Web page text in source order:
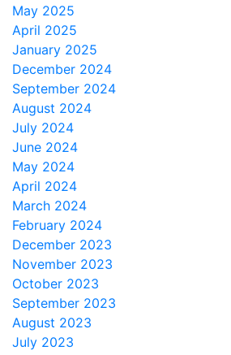
May 2025
April 2025
January 2025
December 2024
September 2024
August 2024
July 2024
June 2024
May 2024
April 2024
March 2024
February 2024
December 2023
November 2023
October 2023
September 2023
August 2023
July 2023